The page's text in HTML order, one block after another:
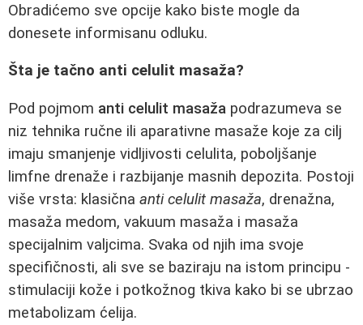
Obradićemo sve opcije kako biste mogle da
donesete informisanu odluku.
Šta je tačno anti celulit masaža?
Pod pojmom anti celulit masaža podrazumeva se
niz tehnika ručne ili aparativne masaže koje za cilj
imaju smanjenje vidljivosti celulita, poboljšanje
limfne drenaže i razbijanje masnih depozita. Postoji
više vrsta: klasična anti celulit masaža, drenažna,
masaža medom, vakuum masaža i masaža
specijalnim valjcima. Svaka od njih ima svoje
specifičnosti, ali sve se baziraju na istom principu -
stimulaciji kože i potkožnog tkiva kako bi se ubrzao
metabolizam ćelija.